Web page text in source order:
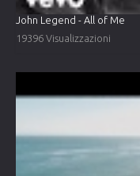
John Legend - All of Me
19396 Visualizzazioni